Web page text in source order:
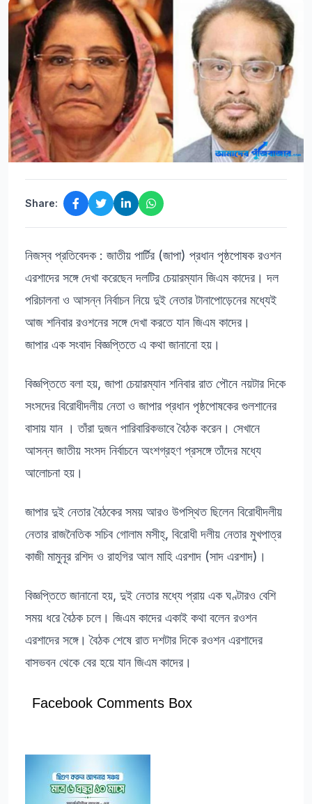
Share:
নিজস্ব প্রতিবেদক : জাতীয় পার্টির (জাপা) প্রধান পৃষ্ঠপোষক রওশন
এরশাদের সঙ্গে দেখা করেছেন দলটির চেয়ারম্যান জিএম কাদের। দল
পরিচালনা ও আসন্ন নির্বাচন নিয়ে দুই নেতার টানাপোড়েনের মধ্যেই
আজ শনিবার রওশনের সঙ্গে দেখা করতে যান জিএম কাদের।
জাপার এক সংবাদ বিজ্ঞপ্তিতে এ কথা জানানো হয়।
বিজ্ঞপ্তিতে বলা হয়, জাপা চেয়ারম্যান শনিবার রাত পৌনে নয়টার দিকে
সংসদের বিরোধীদলীয় নেতা ও জাপার প্রধান পৃষ্ঠপোষকের গুলশানের
বাসায় যান । তাঁরা দুজন পারিবারিকভাবে বৈঠক করেন। সেখানে
আসন্ন জাতীয় সংসদ নির্বাচনে অংশগ্রহণ প্রসঙ্গে তাঁদের মধ্যে
আলোচনা হয়।
জাপার দুই নেতার বৈঠকের সময় আরও উপস্থিত ছিলেন বিরোধীদলীয়
নেতার রাজনৈতিক সচিব গোলাম মসীহ্, বিরোধী দলীয় নেতার মুখপাত্র
কাজী মামুনূর রশিদ ও রাহগির আল মাহি এরশাদ (সাদ এরশাদ)।
বিজ্ঞপ্তিতে জানানো হয়, দুই নেতার মধ্যে প্রায় এক ঘণ্টারও বেশি
সময় ধরে বৈঠক চলে। জিএম কাদের একাই কথা বলেন রওশন
এরশাদের সঙ্গে। বৈঠক শেষে রাত দশটার দিকে রওশন এরশাদের
বাসভবন থেকে বের হয়ে যান জিএম কাদের।
Facebook Comments Box